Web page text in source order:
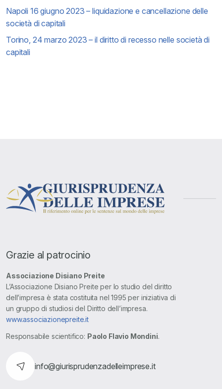
Napoli 16 giugno 2023 – liquidazione e cancellazione delle
società di capitali
Torino, 24 marzo 2023 – il diritto di recesso nelle società di
capitali
Grazie al patrocinio
Associazione Disiano Preite
L’Associazione Disiano Preite per lo studio del diritto
dell’impresa è stata costituita nel 1995 per iniziativa di
un gruppo di studiosi del Diritto dell’impresa.
www.associazionepreite.it
Responsabile scientifico: Paolo Flavio Mondini.
info@giurisprudenzadelleimprese.it